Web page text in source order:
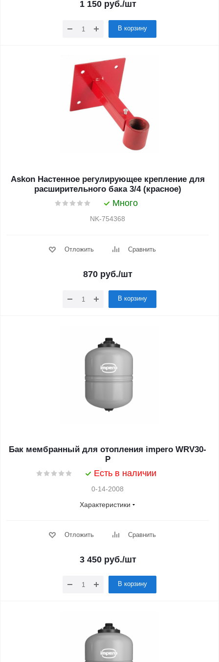
1 150руб./шт
В корзину
Askon Настенное регулирующее крепление для
расширительного бака 3/4 (красное)
Много
NK-754368
Отложить Сравнить
870 руб./шт
В корзину
Бак мембранный для отопления impero WRV30-
P
Есть в наличии
0-14-2008
Характеристики
Отложить Сравнить
3 450руб./шт
В корзину